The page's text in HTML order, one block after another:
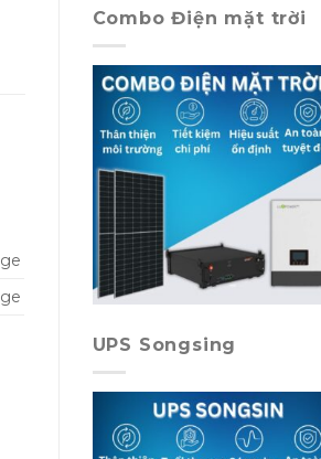
Combo Điện mặt trời
UPS Songsing